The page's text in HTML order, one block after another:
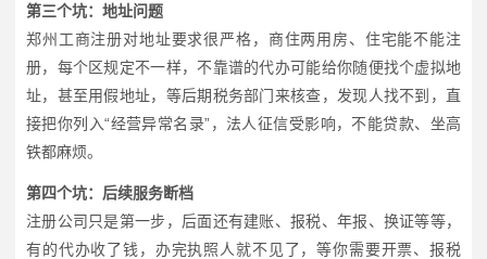
第三个坑：地址问题
郑州工商注册对地址要求很严格，商住两用房、住宅能不能注
册，每个区规定不一样，不靠谱的代办可能给你随便找个虚拟地
址，甚至用假地址，等后期税务部门来核查，发现人找不到，直
接把你列入“经营异常名录”，法人征信受影响，不能贷款、坐高
铁都麻烦。
第四个坑：后续服务断档
注册公司只是第一步，后面还有建账、报税、年报、换证等等，
有的代办收了钱，办完执照人就不见了，等你需要开票、报税